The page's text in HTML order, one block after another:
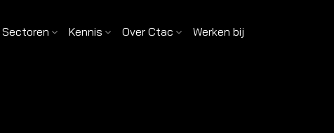
Sectoren Kennis Over Ctac Werken bij